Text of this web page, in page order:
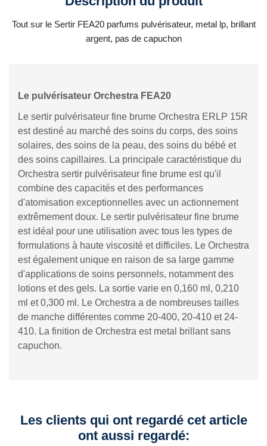
Tout sur le Sertir FEA20 parfums pulvérisateur, metal lp, brillant
argent, pas de capuchon
Le pulvérisateur Orchestra FEA20
Le sertir pulvérisateur fine brume Orchestra ERLP 15R
est destiné au marché des soins du corps, des soins
solaires, des soins de la peau, des soins du bébé et
des soins capillaires. La principale caractéristique du
Orchestra sertir pulvérisateur fine brume est qu'il
combine des capacités et des performances
d'atomisation exceptionnelles avec un actionnement
extrêmement doux. Le sertir pulvérisateur fine brume
est idéal pour une utilisation avec tous les types de
formulations à haute viscosité et difficiles. Le Orchestra
est également unique en raison de sa large gamme
d'applications de soins personnels, notamment des
lotions et des gels. La sortie varie en 0,160 ml, 0,210
ml et 0,300 ml. Le Orchestra a de nombreuses tailles
de manche différentes comme 20-400, 20-410 et 24-
410. La finition de Orchestra est metal brillant sans
capuchon.
Les clients qui ont regardé cet article
ont aussi regardé: